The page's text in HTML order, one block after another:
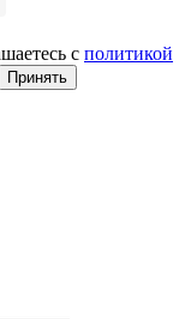
с политикой
Принять